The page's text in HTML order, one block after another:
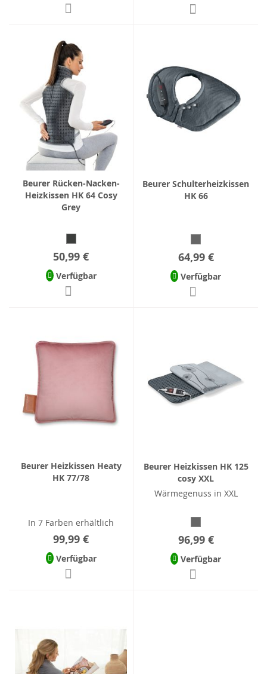
Beurer Rücken-Nacken-
Heizkissen HK 64 Cosy
Grey
50,99 €
Verfügbar
Beurer Schulterheizkissen
HK 66
64,99 €
Verfügbar
Beurer Heizkissen Heaty
HK 77/78
In 7 Farben erhältlich
99,99 €
Verfügbar
Beurer Heizkissen HK 125
cosy XXL
Wärmegenuss in XXL
96,99 €
Verfügbar